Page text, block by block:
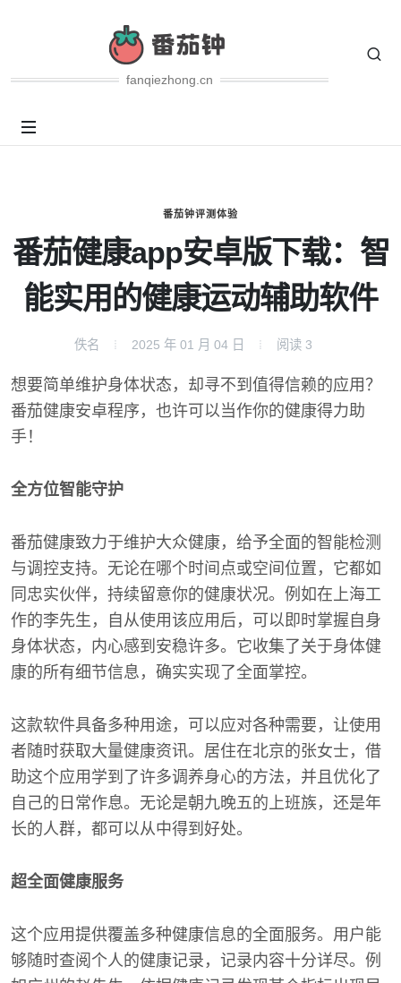
fanqiezhong.cn
番茄钟评测体验
番茄健康app安卓版下载：智
能实用的健康运动辅助软件
佚名 2025 年 01 月 04 日 阅读 3
想要简单维护身体状态，却寻不到值得信赖的应用？
番茄健康安卓程序，也许可以当作你的健康得力助
手！
全方位智能守护
番茄健康致力于维护大众健康，给予全面的智能检测
与调控支持。无论在哪个时间点或空间位置，它都如
同忠实伙伴，持续留意你的健康状况。例如在上海工
作的李先生，自从使用该应用后，可以即时掌握自身
身体状态，内心感到安稳许多。它收集了关于身体健
康的所有细节信息，确实实现了全面掌控。
这款软件具备多种用途，可以应对各种需要，让使用
者随时获取大量健康资讯。居住在北京的张女士，借
助这个应用学到了许多调养身心的方法，并且优化了
自己的日常作息。无论是朝九晚五的上班族，还是年
长的人群，都可以从中得到好处。
超全面健康服务
这个应用提供覆盖多种健康信息的全面服务。用户能
够随时查阅个人的健康记录，记录内容十分详尽。例